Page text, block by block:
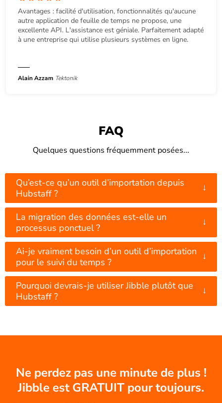
Avantages : facilité d'utilisation, fonctionnalités qu'aucune
autre application de feuille de temps ne propose, une
excellente API. L'assistance est géniale. Parfaitement adapté
à une entreprise qui utilise plusieurs systèmes en ligne.
Alain Azzam Tektonik
FAQ
Quelques questions fréquemment posées...
Qu’est-ce qu’un outil d’importation depuis
Hubstaff ?
↓
La migration des données est-elle un
processus ponctuel ?
↓
Ai-je vraiment besoin d’un outil d’importation
pour le suivi du temps ?
↓
Pourquoi devrais-je utiliser Jibble plutôt que
Hubstaff ?
↓
Ne perdez pas une minute de plus !
Jibble est GRATUIT pour toujours.